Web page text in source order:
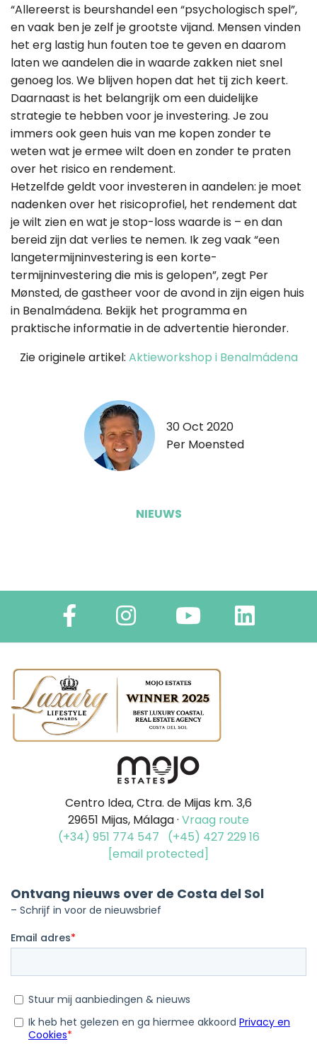
“Allereerst is beurshandel een “psychologisch spel”,
en vaak ben je zelf je grootste vijand. Mensen vinden
het erg lastig hun fouten toe te geven en daarom
laten we aandelen die in waarde zakken niet snel
genoeg los. We blijven hopen dat het tij zich keert.
Daarnaast is het belangrijk om een duidelijke
strategie te hebben voor je investering. Je zou
immers ook geen huis van me kopen zonder te
weten wat je ermee wilt doen en zonder te praten
over het risico en rendement.
Hetzelfde geldt voor investeren in aandelen: je moet
nadenken over het risicoprofiel, het rendement dat
je wilt zien en wat je stop-loss waarde is – en dan
bereid zijn dat verlies te nemen. Ik zeg vaak “een
langetermijninvestering is een korte-
termijninvestering die mis is gelopen”, zegt Per
Mønsted, de gastheer voor de avond in zijn eigen huis
in Benalmádena. Bekijk het programma en
praktische informatie in de advertentie hieronder.
Zie originele artikel: Aktieworkshop i Benalmádena
30 Oct 2020
Per Moensted
NIEUWS
Centro Idea, Ctra. de Mijas km. 3,6
29651 Mijas, Málaga · Vraag route
(+34) 951 774 547
(+45) 427 229 16
[email protected]